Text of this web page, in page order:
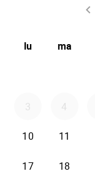
keyboard_arrow_left
lu ma
3 4
10 11
17 18